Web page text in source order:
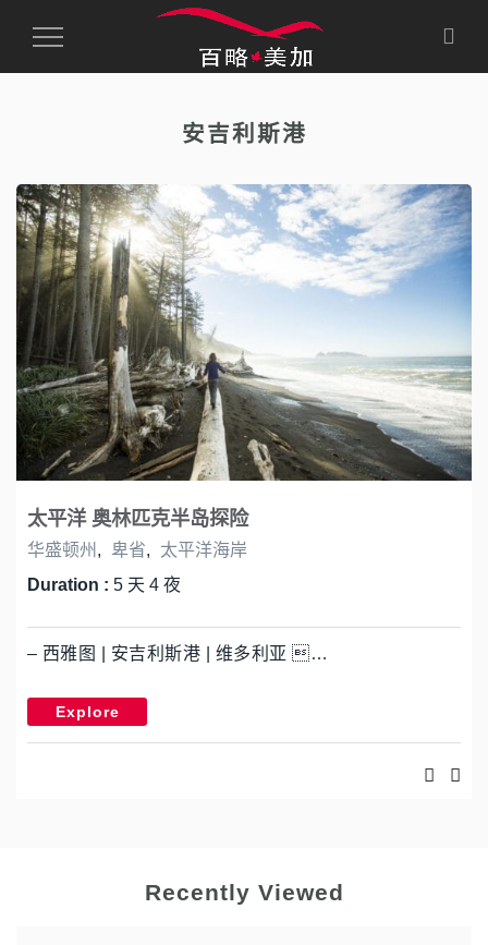
Toggle
安吉利斯港
太平洋 奥林匹克半岛探险
华盛顿州 , 卑省,
太平洋海岸
Duration : 5 天 4 夜
– 西雅图 | 安吉利斯港 | 维多利亚 …
Explore
Recently Viewed